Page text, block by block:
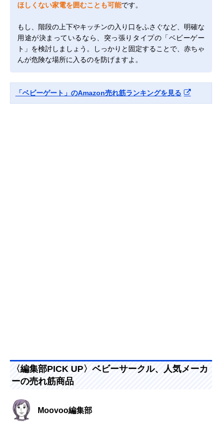
ほしくない家電を囲むことも可能です。
もし、階段の上下やキッチンの入り口をふさぐなど、明確な
用途が決まっているなら、突っ張りタイプの「ベビーゲー
ト」を検討しましょう。しっかりと固定することで、赤ちゃ
んが危険な場所に入るのを防げますよ。
「ベビーゲート」のAmazon売れ筋ランキングを見る
〈編集部PICK UP〉ベビーサークル、人気メーカ
ーの売れ筋商品
Moovoo編集部